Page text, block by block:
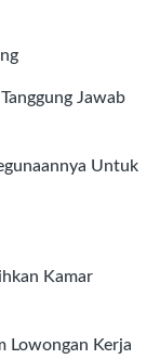
Jawab
Untuk
Kamar
Lowongan Kerja